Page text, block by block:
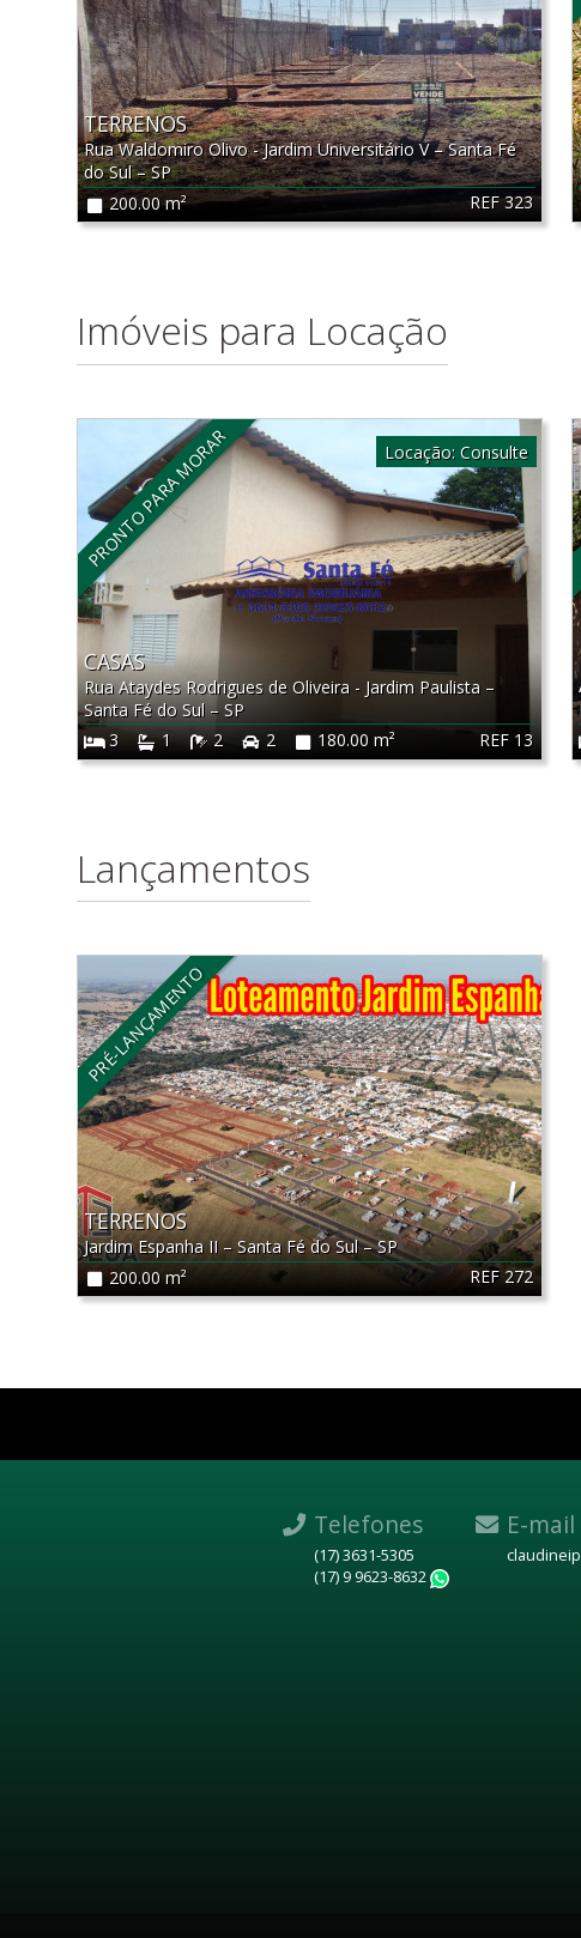
REF 323
TERRENOS
Rua Waldomiro Olivo - Jardim Universitário V–Santa Fé
do Sul–SP
200.00 m²
Imóveis para Locação
PRONTO PARA MORAR
REF 13
CASAS
Rua Ataydes Rodrigues de Oliveira - Jardim Paulista –
Santa Fé do Sul– SP
3
1 2 2 180.00 m²
Locação: Consulte
Lançamentos
PRÉ-LANÇAMENTO
REF 272
TERRENOS
Jardim Espanha II– Santa Fé do Sul–SP
200.00 m²
Telefones
(17) 3631-5305
(17) 9 9623-8632
E-mail